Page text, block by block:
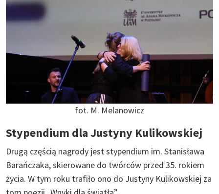
fot. M. Melanowicz
Stypendium dla Justyny Kulikowskiej
Drugą częścią nagrody jest stypendium im. Stanisława
Barańczaka, skierowane do twórców przed 35. rokiem
życia. W tym roku trafiło ono do Justyny Kulikowskiej za